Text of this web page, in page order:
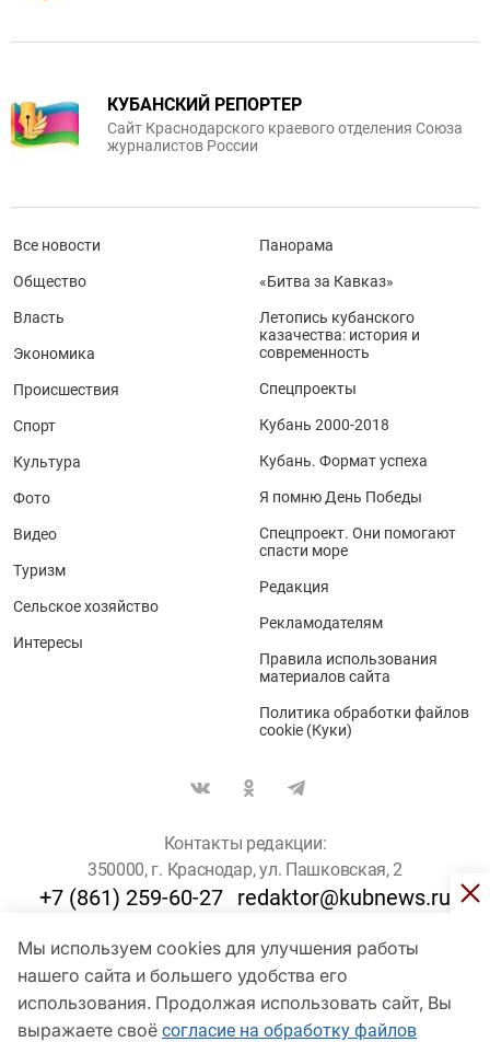
Мы используем cookies для улучшения работы
нашего сайта и большего удобства его
использования. Продолжая использовать сайт, Вы
выражаете своё согласие на обработку файлов
КУБАНСКИЙ РЕПОРТЕР
Сайт Краснодарского краевого отделения Союза
журналистов России
Все новости
Общество
Власть
Экономика
Происшествия
Спорт
Культура
Фото
Видео
Туризм
Сельское хозяйство
Интересы
Панорама
«Битва за Кавказ»
Летопись кубанского
казачества: история и
современность
Спецпроекты
Кубань 2000-2018
Кубань. Формат успеха
Я помню День Победы
Спецпроект. Они помогают
спасти море
Редакция
Рекламодателям
Правила использования
материалов сайта
Политика обработки файлов
cookie (Куки)
Контакты редакции:
350000, г. Краснодар, ул. Пашковская, 2
+7 (861) 259-60-27 redaktor@kubnews.ru
Для пользователей старше 16 лет
© Кубанские Новости, 2017
Сетевое издание «kubnews» зарегистрировано Федеральной